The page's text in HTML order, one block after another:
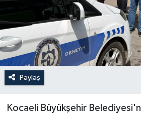
Paylaş
Kocaeli Büyükşehir